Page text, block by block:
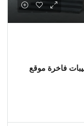
تشطيبات فاخرة موقع